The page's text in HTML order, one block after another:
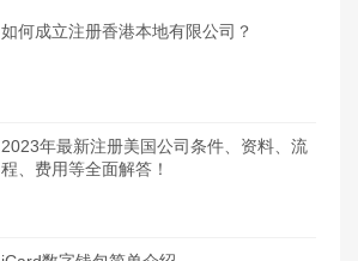
如何成立注册香港本地有限公司？
2023年最新注册美国公司条件、资料、流
程、费用等全面解答！